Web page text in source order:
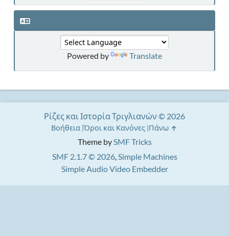
Powered by Translate
Theme bySMF Tricks
SMF 2.1.7 © 2026,Simple Machines
Simple Audio Video Embedder
Ρίζες και Ιστορία Τριγλιανών © 2026
Βοήθεια Όροι και Κανόνες Πάνω